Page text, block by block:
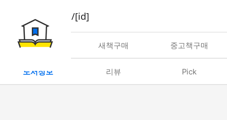
book/rent/[id]
대여 새책구매 중고책구매
도서정보 리뷰 Pick